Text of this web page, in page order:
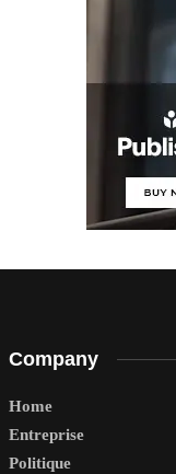
Company
Home
Entreprise
Politique